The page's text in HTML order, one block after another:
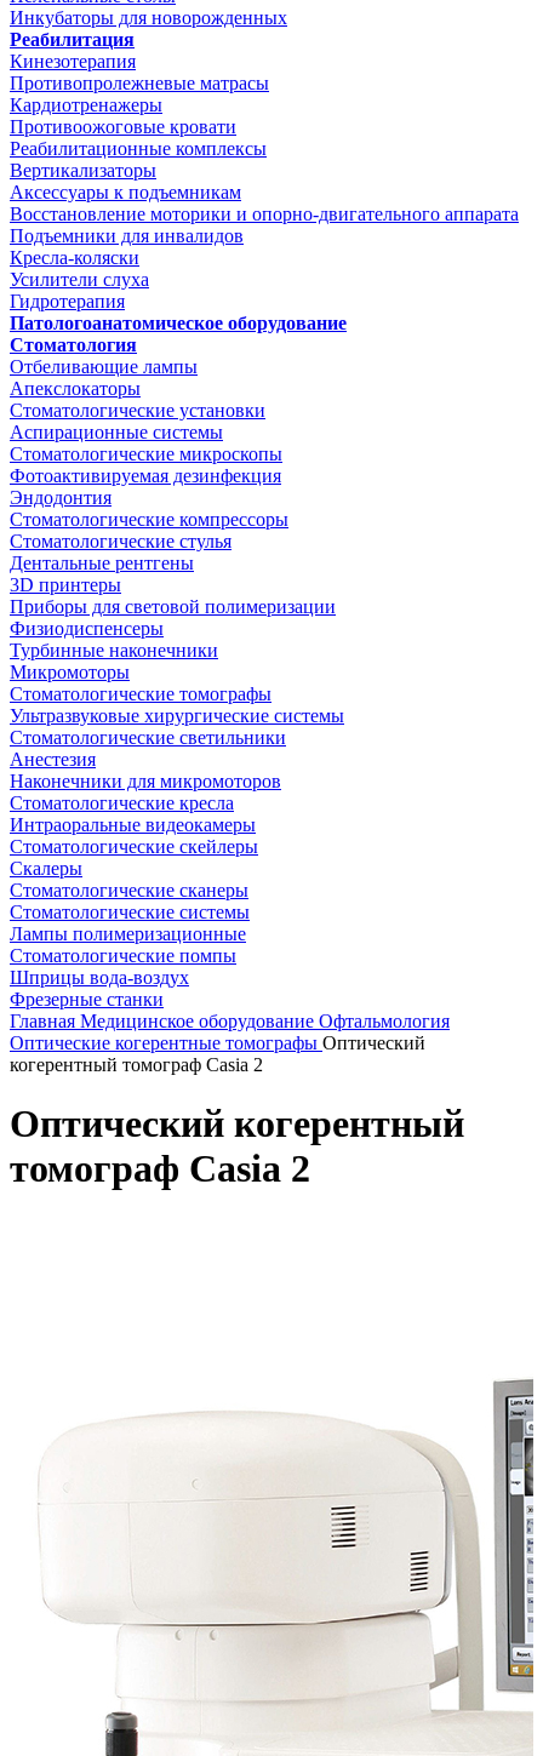
Инкубаторы для новорожденных
Реабилитация
Кинезотерапия
Противопролежневые матрасы
Кардиотренажеры
Противоожоговые кровати
Реабилитационные комплексы
Вертикализаторы
Аксессуары к подъемникам
Восстановление моторики и опорно-двигательного аппарата
Подъемники для инвалидов
Кресла-коляски
Усилители слуха
Гидротерапия
Патологоанатомическое оборудование
Стоматология
Отбеливающие лампы
Апекслокаторы
Стоматологические установки
Аспирационные системы
Стоматологические микроскопы
Фотоактивируемая дезинфекция
Эндодонтия
Стоматологические компрессоры
Стоматологические стулья
Дентальные рентгены
3D принтеры
Приборы для световой полимеризации
Физиодиспенсеры
Турбинные наконечники
Микромоторы
Стоматологические томографы
Ультразвуковые хирургические системы
Стоматологические светильники
Анестезия
Наконечники для микромоторов
Стоматологические кресла
Интраоральные видеокамеры
Стоматологические скейлеры
Скалеры
Стоматологические сканеры
Стоматологические системы
Лампы полимеризационные
Стоматологические помпы
Шприцы вода-воздух
Фрезерные станки
Главная Медицинское оборудование Офтальмология
Оптические когерентные томографы Оптический
когерентный томограф Casia 2
Оптический когерентный
томограф Casia 2